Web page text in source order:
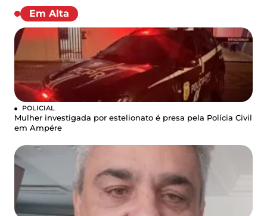
Em Alta
POLICIAL
Mulher investigada por estelionato é presa pela Polícia Civil
em Ampére